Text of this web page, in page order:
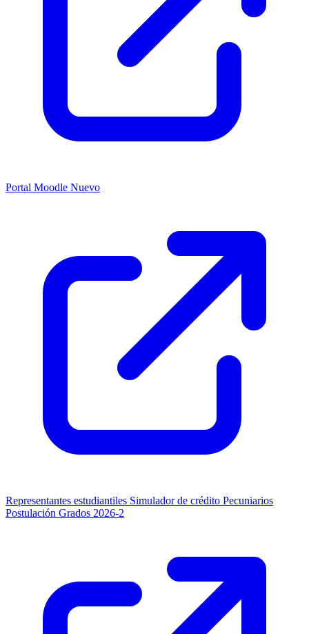
Portal Moodle Nuevo
Representantes estudiantiles Simulador de crédito Pecuniarios
Postulación Grados 2026-2